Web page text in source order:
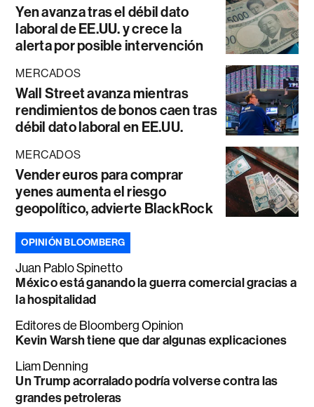
Yen avanza tras el débil dato
laboral de EE.UU. y crece la
alerta por posible intervención
MERCADOS
Wall Street avanza mientras
rendimientos de bonos caen tras
débil dato laboral en EE.UU.
MERCADOS
Vender euros para comprar
yenes aumenta el riesgo
geopolítico, advierte BlackRock
OPINIÓN BLOOMBERG
Juan Pablo Spinetto
México está ganando la guerra comercial gracias a
la hospitalidad
Editores de Bloomberg Opinion
Kevin Warsh tiene que dar algunas explicaciones
Liam Denning
Un Trump acorralado podría volverse contra las
grandes petroleras